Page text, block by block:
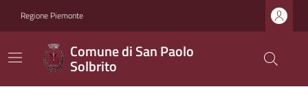
Regione Piemonte
Comune di San Paolo
Solbrito